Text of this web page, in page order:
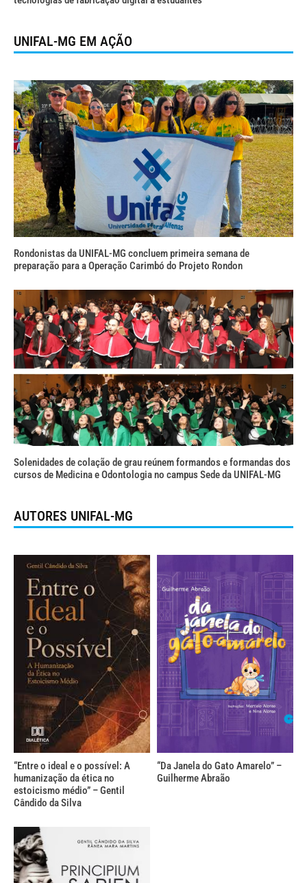
UNIFAL-MG EM AÇÃO
Rondonistas da UNIFAL-MG concluem primeira semana de
preparação para a Operação Carimbó do Projeto Rondon
Solenidades de colação de grau reúnem formandos e formandas dos
cursos de Medicina e Odontologia no campus Sede da UNIFAL-MG
AUTORES UNIFAL-MG
“Entre o ideal e o possível: A
humanização da ética no
estoicismo médio” – Gentil
Cândido da Silva
“Da Janela do Gato Amarelo” –
Guilherme Abraão